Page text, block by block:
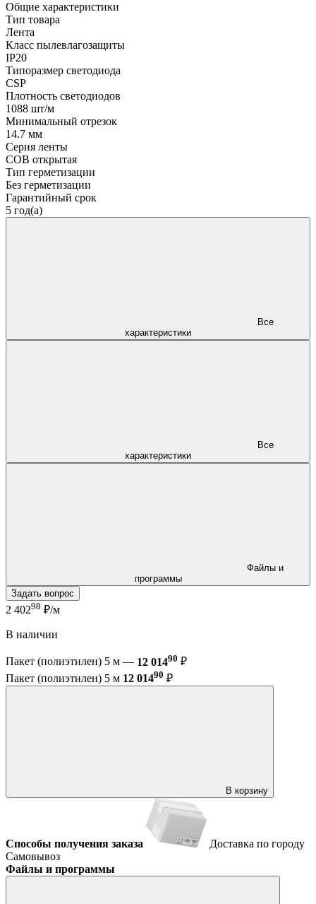
Общие характеристики
Тип товара
Лента
Класс пылевлагозащиты
IP20
Типоразмер светодиода
CSP
Плотность светодиодов
1088 шт/м
Минимальный отрезок
14.7 мм
Серия ленты
COB открытая
Тип герметизации
Без герметизации
Гарантийный срок
5 год(а)
характеристики
характеристики
программы
Задать вопрос
2 40298 ₽/м
В наличии
Пакет (полиэтилен) 5 м — 12 01490 ₽
Пакет (полиэтилен) 5 м 12 01490 ₽
В корзину
Способы получения заказа
Доставка по городу
Самовывоз
Файлы и программы